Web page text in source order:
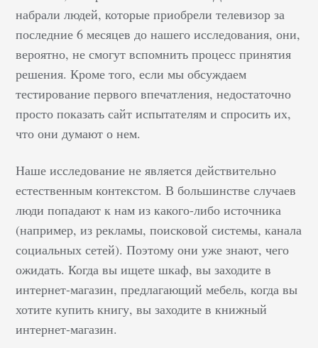
избежать интуитивных
модификаций. Как
сказал вице-президент
по маркетингу и
продажам SAVO Курт
Андерсен: «Пришел
конец интуитивным
делают маркетологи в
цифровом мире,
теперь можно
отслеживать начиная с
первого клика и
заканчивая продажей.
Маркетологи, которые
не понимают и не
принимают такую
набрали людей, которые приобрели телевизор за
последние 6 месяцев до нашего исследования, они,
вероятно, не смогут вспомнить процесс принятия
решения. Кроме того, если мы обсуждаем
тестирование первого впечатления, недостаточно
просто показать сайт испытателям и спросить их,
что они думают о нем.
Наше исследование не является действительно
естественным контекстом. В большинстве случаев
люди попадают к нам из какого-либо источника
(например, из рекламы, поисковой системы, канала
социальных сетей). Поэтому они уже знают, чего
ожидать. Когда вы ищете шкаф, вы заходите в
интернет-магазин, предлагающий мебель, когда вы
хотите купить книгу, вы заходите в книжный
интернет-магазин.